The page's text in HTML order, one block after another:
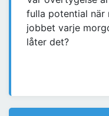
fulla potential när
jobbet varje
låter det?